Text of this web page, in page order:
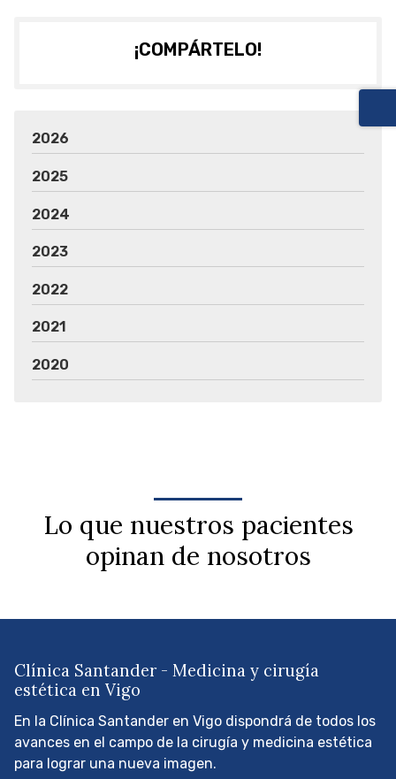
¡COMPÁRTELO!
2026
2025
2024
2023
2022
2021
2020
Lo que nuestros pacientes
opinan de nosotros
Clínica Santander - Medicina y cirugía
estética en Vigo
En la Clínica Santander en Vigo dispondrá de todos los
avances en el campo de la cirugía y medicina estética
para lograr una nueva imagen.